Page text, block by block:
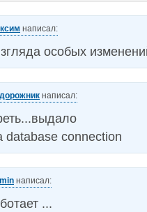
написал:
особых
написал:
database connection
написал:
...